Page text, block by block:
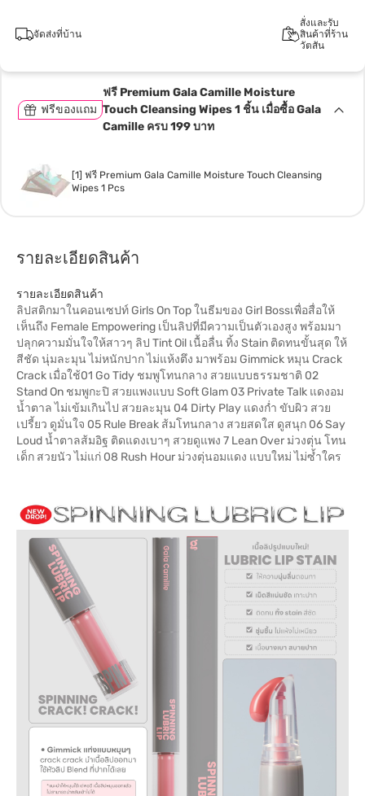
จัดส่งที่บ้าน
สั่งและรับ
สินค้าที่ร้าน
วัตสัน
ฟรีของแถม
ฟรี Premium Gala Camille Moisture
Touch Cleansing Wipes 1 ชิ้น เมื่อซื้อ Gala
Camille ครบ 199 บาท
[1] ฟรี Premium Gala Camille Moisture Touch Cleansing
Wipes 1 Pcs
รายละเอียดสินค้า
รายละเอียดสินค้า
ลิปสติกมาในคอนเซปท์ Girls On Top ในธีมของ Girl Bossเพื่อสื่อให้
เห็นถึง Female Empowering เป็นลิปที่มีความเป็นตัวเองสูง พร้อมมา
ปลุกความมั่นใจให้สาวๆ ลิป Tint Oil เนื้อลื่น ทิ้ง Stain ติดทนขั้นสุด ให้
สีชัด นุ่มละมุน ไม่หนักปาก ไม่แห้งตึง มาพร้อม Gimmick หมุน Crack
Crack เมื่อใช้01 Go Tidy ชมพูโทนกลาง สวยแบบธรรมชาติ 02
Stand On ชมพูกะปิ สวยแพงแบบ Soft Glam 03 Private Talk แดงอม
น้ำตาล ไม่เข้มเกินไป สวยละมุน 04 Dirty Play แดงก่ำ ขับผิว สวย
เปรี้ยว ดูมั่นใจ 05 Rule Break ส้มโทนกลาง สวยสดใส ดูสนุก 06 Say
Loud น้ำตาลส้มอิฐ ติดแดงเบาๆ สวยดูแพง 7 Lean Over ม่วงตุ่น โทน
เด็ก สวยนัว ไม่แก่ 08 Rush Hour ม่วงตุ่นอมแดง แบบใหม่ ไม่ซ้ำใคร